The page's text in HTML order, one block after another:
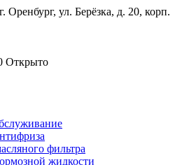
г. Оренбург, ул. Берёзка, д. 20, корп.
Открыто
фильтра
жидкости